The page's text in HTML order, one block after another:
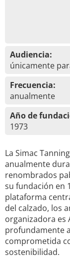
Audiencia:
únicamente
Frecuencia:
anualmente
Año de
1973
La Simac
anualmente
renombrados
su fundación en
plataforma
del calzado, los
organizadora es
profundamente
comprometida
sostenibilidad.